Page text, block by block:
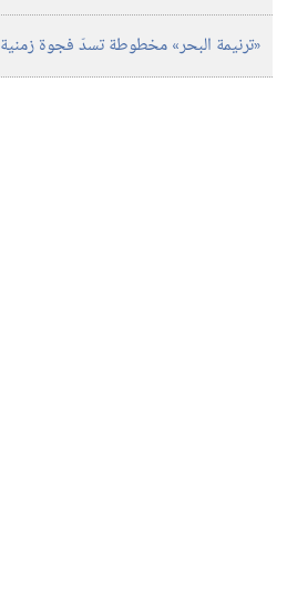
‏«ترنيمة البحر» مخطوطة تسدّ فجوة زمنية